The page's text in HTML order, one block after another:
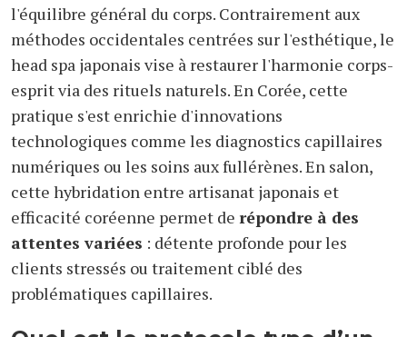
l'équilibre général du corps. Contrairement aux
méthodes occidentales centrées sur l'esthétique, le
head spa japonais vise à restaurer l'harmonie corps-
esprit via des rituels naturels. En Corée, cette
pratique s'est enrichie d'innovations
technologiques comme les diagnostics capillaires
numériques ou les soins aux fullérènes. En salon,
cette hybridation entre artisanat japonais et
efficacité coréenne permet de répondre à des
attentes variées : détente profonde pour les
clients stressés ou traitement ciblé des
problématiques capillaires.